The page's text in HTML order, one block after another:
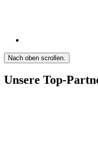
Nach oben scrollen.
Unsere Top-